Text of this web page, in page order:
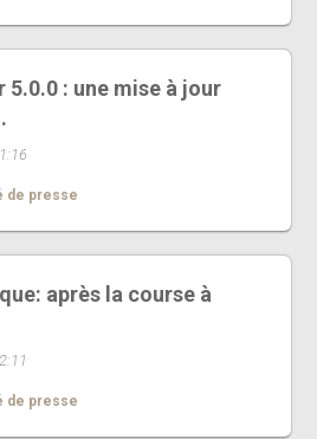
5.0.0 : une mise à jour
de presse
après la course à
de presse